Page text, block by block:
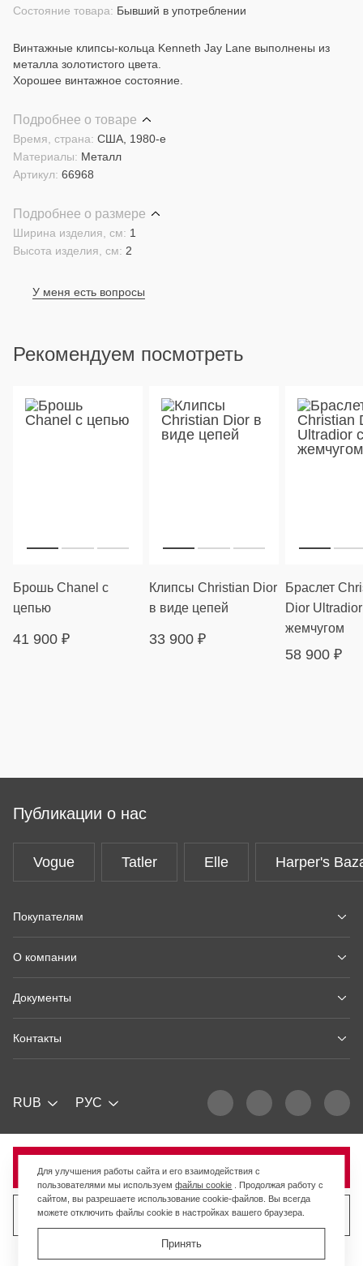
Состояние товара: Бывший в употреблении
Винтажные клипсы-кольца Kenneth Jay Lane выполнены из
металла золотистого цвета.
Хорошее винтажное состояние.
Продано
Продать похожий товар
Подробнее о товаре
Материалы: Металл
Время, страна: США, 1980-е
Артикул: 66968
Подробнее о размере
Высота изделия, см: 2
Ширина изделия, см: 1
У меня есть вопросы
Рекомендуем посмотреть
Брошь Chanel с
цепью
41 900 ₽
Клипсы Christian Dior
в виде цепей
33 900 ₽
Браслет
Dior
жемчугом
58 900 ₽
Публикации о нас
Vogue Tatler Elle Harper's
Покупателям
О компании
Документы
Контакты
RUB РУС
Для улучшения работы сайта и его взаимодействия с
пользователями мы используемфайлы cookie . Продолжая работу с
сайтом, вы разрешаете использование cookie-файлов. Вы всегда
можете отключить файлы cookie в настройках вашего браузера.
Принять